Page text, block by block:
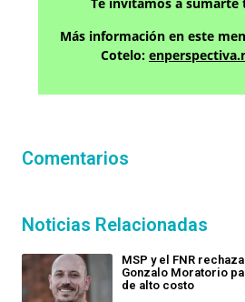
Más información en este
Cotelo:
Comentarios
Noticias Relacionadas
MSP y el FNR
Gonzalo Moratorio
de alto costo